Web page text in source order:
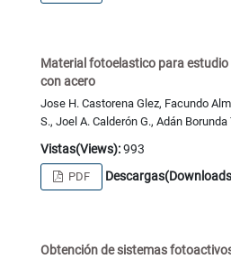
Material fotoelastico para
con acero
Jose H. Castorena Glez, Facundo
S., Joel A. Calderón G., Adán Borunda
Vistas(Views):993
PDF
Obtención de sistemas